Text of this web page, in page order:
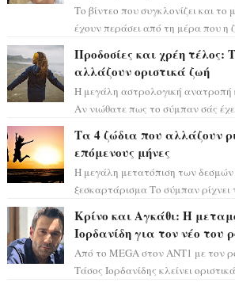
Το βίντεο που συγκλονίζει και
έχουν περάσει από τη μέρα που η
Προδοσίες και χρέη τέλος:
αλλάζουν οριστικά ζωή
Η μεγάλη αστρολογική ανατροπή
Αν νιώθατε πως το σύμπαν σάς
Τα 4 ζώδια που αλλάζουν
επόμενους μήνες
Η μεγάλη μετατόπιση των δεσμών
ξεσκαρτάρισμα Το σύμπαν ρίχνει
Κρίνο και Αγκάθι: Η
Ιορδανίδη για τον νέο του
Από το MEGA στον ΑΝΤ1 με τον
Τάσος Ιορδανίδης κλείνει